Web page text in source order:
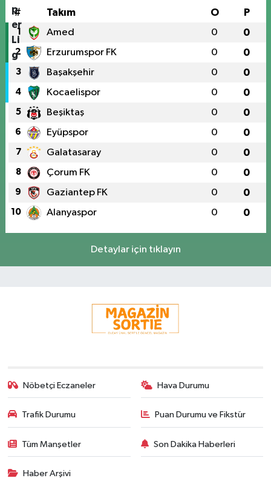
# Takım O P
1 Amed 0 0
2 Erzurumspor FK 0 0
3 Başakşehir 0 0
4 Kocaelispor 0 0
5 Beşiktaş 0 0
6 Eyüpspor 0 0
7 Galatasaray 0 0
8 Çorum FK 0 0
9 Gaziantep FK 0 0
10 Alanyaspor 0 0
Detaylar için tıklayın
Nöbetçi Eczaneler Hava Durumu
Trafik Durumu Puan Durumu ve Fikstür
Tüm Manşetler Son Dakika Haberleri
Haber Arşivi